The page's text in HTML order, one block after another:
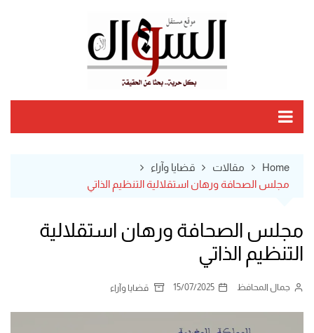
Home مقالات
قضايا وآراء
مجلس الصحافة ورهان استقلالية التنظيم الذاتي
مجلس الصحافة ورهان استقلالية
التنظيم الذاتي
جمال المحافظ 15/07/2025 قضايا وآراء